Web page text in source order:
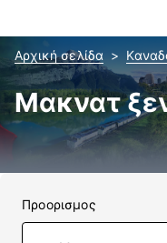
Αρχική σελίδα
Μακνατ
Προορισμος